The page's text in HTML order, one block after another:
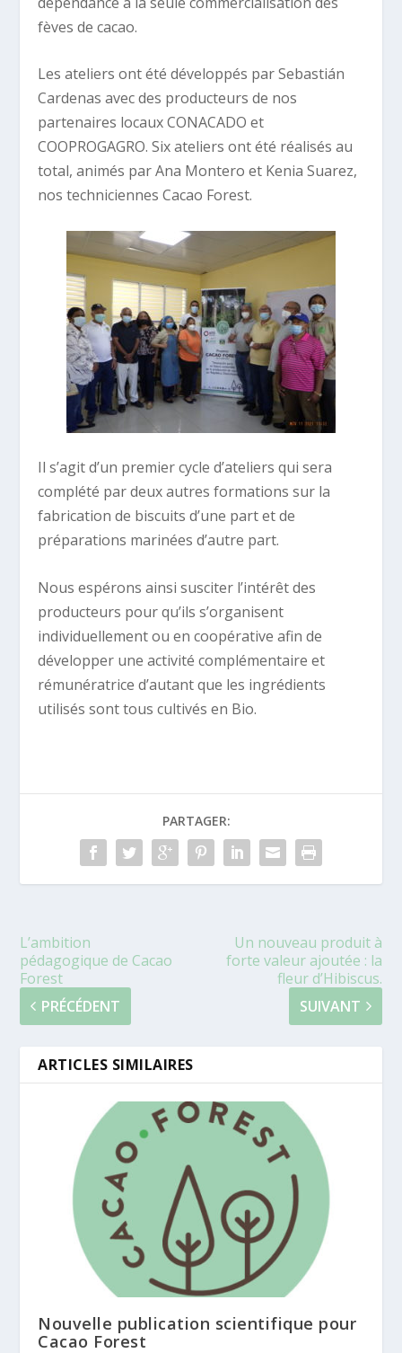
fèves de cacao.
Les ateliers ont été développés par Sebastián
Cardenas avec des producteurs de nos
partenaires locaux CONACADO et
COOPROGAGRO. Six ateliers ont été réalisés au
total, animés par Ana Montero et Kenia Suarez,
nos techniciennes Cacao Forest.
Il s’agit d’un premier cycle d’ateliers qui sera
complété par deux autres formations sur la
fabrication de biscuits d’une part et de
préparations marinées d’autre part.
Nous espérons ainsi susciter l’intérêt des
producteurs pour qu’ils s’organisent
individuellement ou en coopérative afin de
développer une activité complémentaire et
rémunératrice d’autant que les ingrédients
utilisés sont tous cultivés en Bio.
PARTAGER:
L’ambition
pédagogique de Cacao
Forest
PRÉCÉDENT
Un nouveau produit à
forte valeur ajoutée : la
fleur d’Hibiscus.
SUIVANT
ARTICLES SIMILAIRES
Nouvelle publication scientifique pour
Cacao Forest